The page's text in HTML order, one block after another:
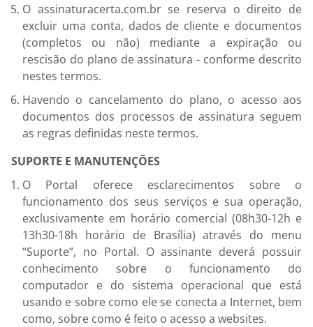
O assinaturacerta.com.br se reserva o direito de
excluir uma conta, dados de cliente e documentos
(completos ou não) mediante a expiração ou
rescisão do plano de assinatura - conforme descrito
nestes termos.
Havendo o cancelamento do plano, o acesso aos
documentos dos processos de assinatura seguem
as regras definidas neste termos.
SUPORTE E MANUTENÇÕES
O Portal oferece esclarecimentos sobre o
funcionamento dos seus serviços e sua operação,
exclusivamente em horário comercial (08h30-12h e
13h30-18h horário de Brasília) através do menu
“Suporte”, no Portal. O assinante deverá possuir
conhecimento sobre o funcionamento do
computador e do sistema operacional que está
usando e sobre como ele se conecta a Internet, bem
como, sobre como é feito o acesso a websites.